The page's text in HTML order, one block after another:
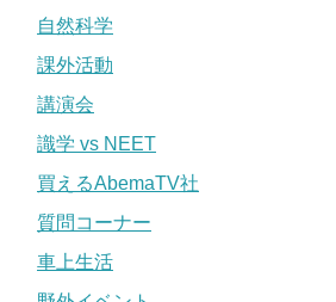
自然科学
課外活動
講演会
識学 vs NEET
買えるAbemaTV社
質問コーナー
車上生活